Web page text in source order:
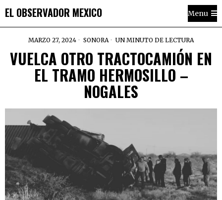
EL OBSERVADOR MEXICO Menu
MARZO 27, 2024 SONORA UN MINUTO DE LECTURA
VUELCA OTRO TRACTOCAMIÓN EN
EL TRAMO HERMOSILLO –
NOGALES